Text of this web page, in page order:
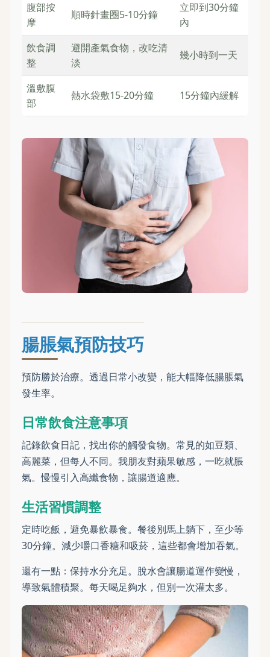
腹部按
摩
順時針畫圈5-10分鐘
立即到30分鐘
內
飲食調
整
避開產氣食物，改吃清
淡
幾小時到一天
溫敷腹
部
熱水袋敷15-20分鐘 15分鐘內緩解
腸脹氣預防技巧
預防勝於治療。透過日常小改變，能大幅降低腸脹氣
發生率。
日常飲食注意事項
記錄飲食日記，找出你的觸發食物。常見的如豆類、
高麗菜，但每人不同。我朋友對蘋果敏感，一吃就脹
氣。慢慢引入高纖食物，讓腸道適應。
生活習慣調整
定時吃飯，避免暴飲暴食。餐後別馬上躺下，至少等
30分鐘。減少嚼口香糖和吸菸，這些都會增加吞氣。
還有一點：保持水分充足。脫水會讓腸道運作變慢，
導致氣體積聚。每天喝足夠水，但別一次灌太多。